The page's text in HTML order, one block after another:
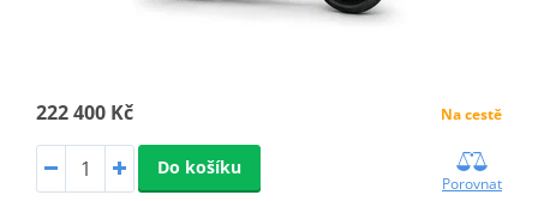
222 400 Kč Na cestě
Do košíku
Porovnat